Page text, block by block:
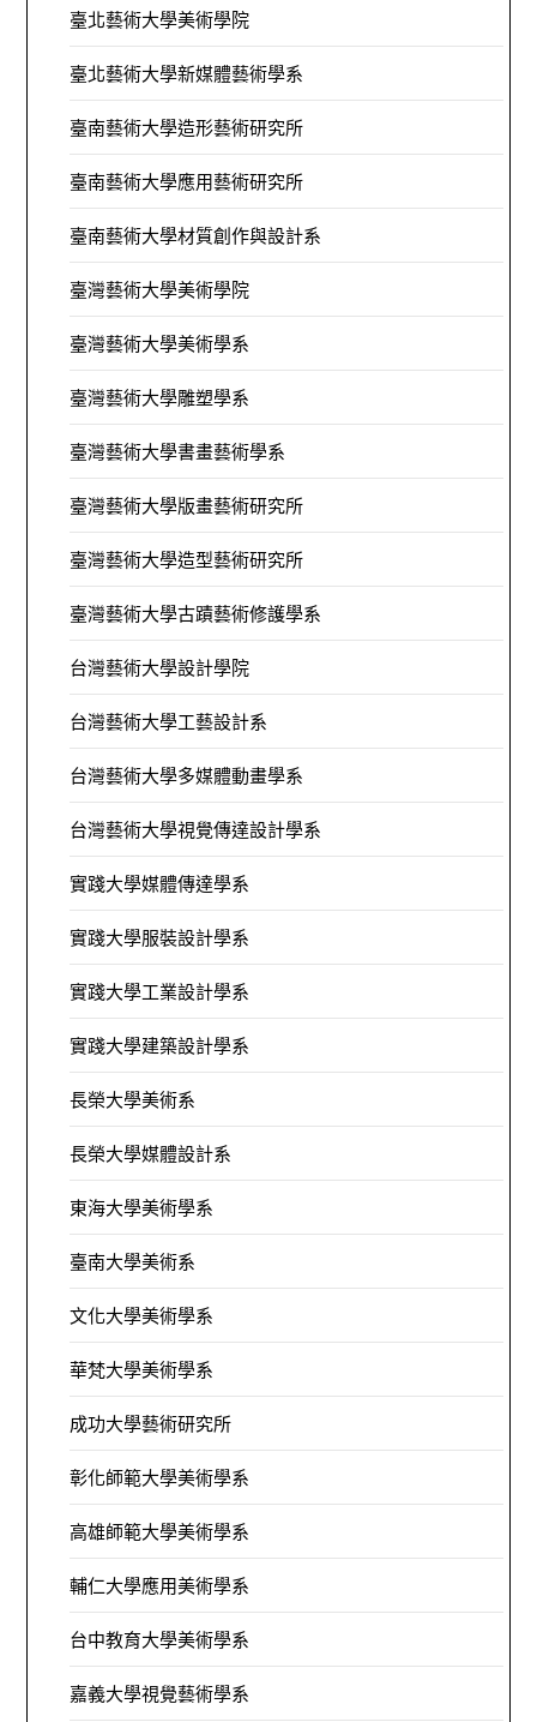
臺北藝術大學美術學院
臺北藝術大學新媒體藝術學系
臺南藝術大學造形藝術研究所
臺南藝術大學應用藝術研究所
臺南藝術大學材質創作與設計系
臺灣藝術大學美術學院
臺灣藝術大學美術學系
臺灣藝術大學雕塑學系
臺灣藝術大學書畫藝術學系
臺灣藝術大學版畫藝術研究所
臺灣藝術大學造型藝術研究所
臺灣藝術大學古蹟藝術修護學系
台灣藝術大學設計學院
台灣藝術大學工藝設計系
台灣藝術大學多媒體動畫學系
台灣藝術大學視覺傳達設計學系
實踐大學媒體傳達學系
實踐大學服裝設計學系
實踐大學工業設計學系
實踐大學建築設計學系
長榮大學美術系
長榮大學媒體設計系
東海大學美術學系
臺南大學美術系
文化大學美術學系
華梵大學美術學系
成功大學藝術研究所
彰化師範大學美術學系
高雄師範大學美術學系
輔仁大學應用美術學系
台中教育大學美術學系
嘉義大學視覺藝術學系